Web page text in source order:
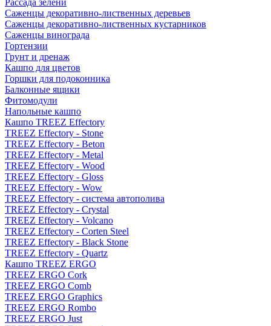
Рассада зелени
Саженцы декоративно-лиственных деревьев
Саженцы декоративно-лиственных кустарников
Саженцы винограда
Гортензии
Грунт и дренаж
Кашпо для цветов
Горшки для подоконника
Балконные ящики
Фитомодули
Напольные кашпо
Кашпо TREEZ Effectory
TREEZ Effectory - Stone
TREEZ Effectory - Beton
TREEZ Effectory - Metal
TREEZ Effectory - Wood
TREEZ Effectory - Gloss
TREEZ Effectory - Wow
TREEZ Effectory - система автополива
TREEZ Effectory - Crystal
TREEZ Effectory - Volcano
TREEZ Effectory - Corten Steel
TREEZ Effectory - Black Stone
TREEZ Effectory - Quartz
Кашпо TREEZ ERGO
TREEZ ERGO Cork
TREEZ ERGO Comb
TREEZ ERGO Graphics
TREEZ ERGO Rombo
TREEZ ERGO Just